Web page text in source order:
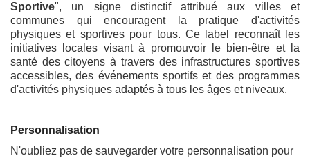
Sportive", un signe distinctif attribué aux villes et
communes qui encouragent la pratique d'activités
physiques et sportives pour tous. Ce label reconnaît les
initiatives locales visant à promouvoir le bien-être et la
santé des citoyens à travers des infrastructures sportives
accessibles, des événements sportifs et des programmes
d'activités physiques adaptés à tous les âges et niveaux.
Personnalisation
N'oubliez pas de sauvegarder votre personnalisation pour